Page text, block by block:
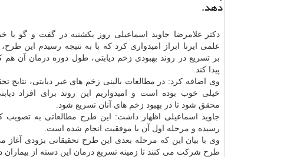
دهد.
دكتر غلامرضا جاوید اسماعیلی روز یكشنبه در گفت و گو با
علمی ایرنا ابراز امیدواری كرد كه با به نتیجه رسیدم این طرح،
بر تسریع در روند بهبودی زخم دیابتی، طول دوره درمان آن هم
پیدا كند.
وی اضافه كرد: در مطالعات بالینی زخم های غیر دیابتی، نتایج
خیلی خوب بوده است و امیدواریم این روند برای افراد
محقق شود تا در بهبود زخم های آنان تسریع شود.
جاوید اسماعیلی اظهار داشت: این طرح مطالعاتی به تصویب
رسیده و مرحله اول آن با موفقیت انجام شده است.
وی با بیان این كه مرحله بعدی این طرح تحقیقاتی بزودی
طرح شركت می كنند تا زمینه تسریع درمان این دسته از